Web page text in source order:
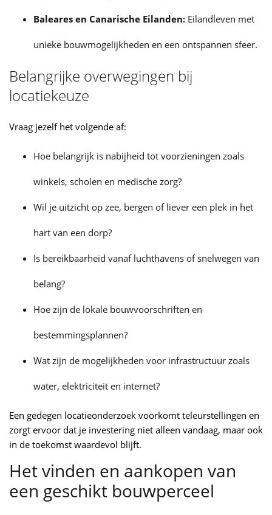
Baleares en Canarische Eilanden: Eilandleven met
unieke bouwmogelijkheden en een ontspannen sfeer.
Belangrijke overwegingen bij
locatiekeuze
Vraag jezelf het volgende af:
Hoe belangrijk is nabijheid tot voorzieningen zoals
winkels, scholen en medische zorg?
Wil je uitzicht op zee, bergen of liever een plek in het
hart van een dorp?
Is bereikbaarheid vanaf luchthavens of snelwegen van
belang?
Hoe zijn de lokale bouwvoorschriften en
bestemmingsplannen?
Wat zijn de mogelijkheden voor infrastructuur zoals
water, elektriciteit en internet?
Een gedegen locatieonderzoek voorkomt teleurstellingen en
zorgt ervoor dat je investering niet alleen vandaag, maar ook
in de toekomst waardevol blijft.
Het vinden en aankopen van
een geschikt bouwperceel